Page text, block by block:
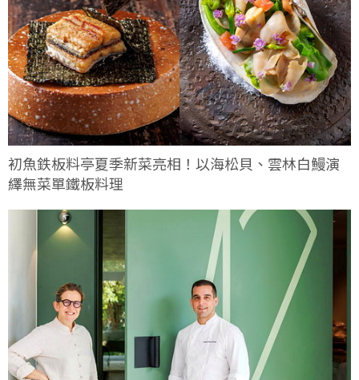
初魚鉄板料亭夏季新菜亮相！以海松貝、雲林白鰻演
繹無菜單鐵板料理